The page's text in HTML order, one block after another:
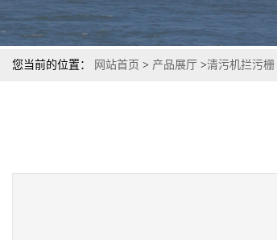
您当前的位置： 网站首页 > 产品展厅 >清污机拦污栅